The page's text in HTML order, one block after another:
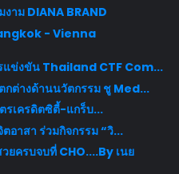
าม DIANA BRAND
- Vienna
แข่งขัน Thailand CTF Com...
กต่างด้านนวัตกรรม ชู Med...
รเครดิตซิตี้-แกร็บ...
อาสา ร่วมกิจกรรม “วิ...
ยครบจบที่ CHO....By เนย